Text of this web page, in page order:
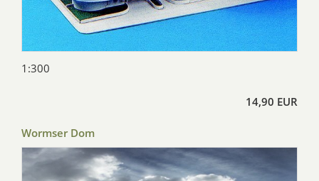
1:300
14,90 EUR
Wormser Dom